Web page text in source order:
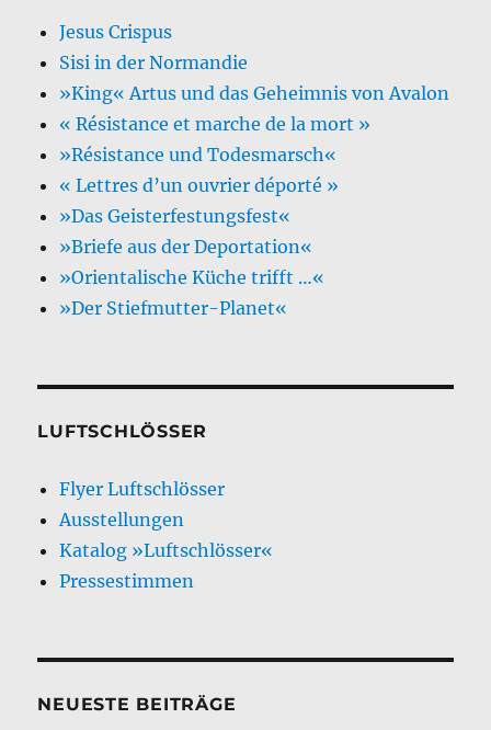
Jesus Crispus
Sisi in der Normandie
»King« Artus und das Geheimnis von Avalon
« Résistance et marche de la mort »
»Résistance und Todesmarsch«
« Lettres d’un ouvrier déporté »
»Das Geisterfestungsfest«
»Briefe aus der Deportation«
»Orientalische Küche trifft …«
»Der Stiefmutter-Planet«
LUFTSCHLÖSSER
Flyer Luftschlösser
Ausstellungen
Katalog »Luftschlösser«
Pressestimmen
NEUESTE BEITRÄGE